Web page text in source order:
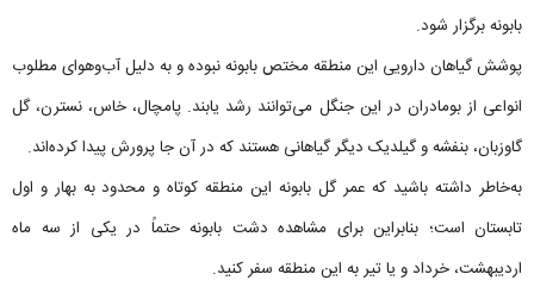
بابونه برگزار شود.
پوشش گیاهان دارویی این منطقه مختص بابونه نبوده و به دلیل آب‌وهوای مطلوب
انواعی از بومادران در این جنگل می‌توانند رشد یابند. پامچال، خاس، نسترن، گل
گاوزبان، بنفشه و گیلدیک دیگر گیاهانی هستند که در آن جا پرورش پیدا کرده‌اند.
به‌خاطر داشته باشید که عمر گل بابونه این منطقه کوتاه و محدود به بهار و اول
تابستان است؛ بنابراین برای مشاهده دشت بابونه حتماً در یکی از سه ماه
اردیبهشت، خرداد و یا تیر به این منطقه سفر کنید.